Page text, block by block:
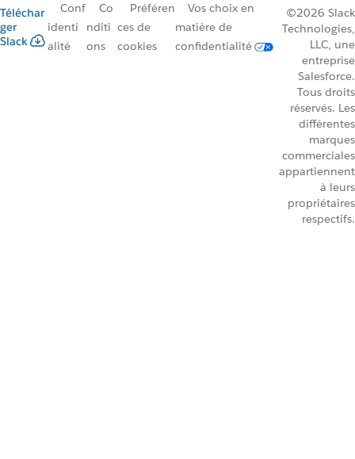
Téléchar
ger
Slack
Conf
identi
alité
Co
nditi
ons
Préféren
ces de
cookies
Vos choix en
matière de
confidentialité
©2026 Slack
Technologies,
LLC, une
entreprise
Salesforce.
Tous droits
réservés. Les
différentes
marques
commerciales
appartiennent
à leurs
propriétaires
respectifs.